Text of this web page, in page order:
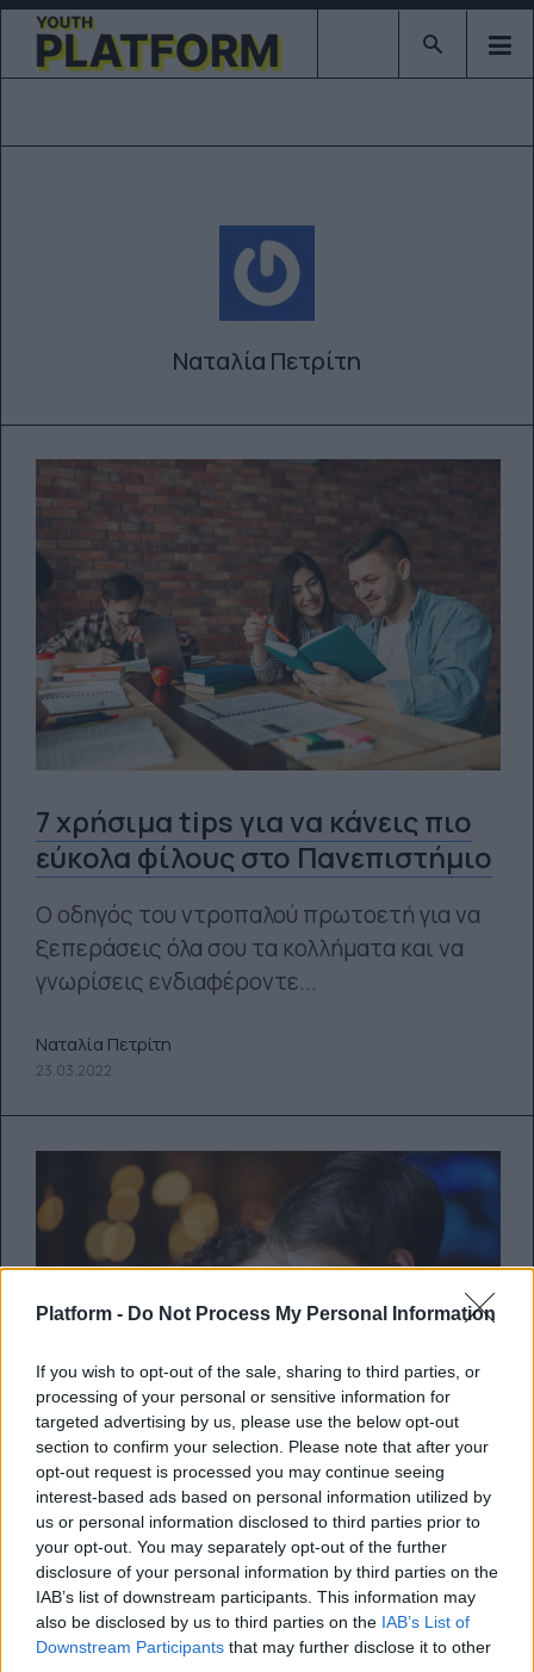
Platform - Do Not Process My Personal Information
If you wish to opt-out of the sale, sharing to third parties, or
processing of your personal or sensitive information for
targeted advertising by us, please use the below opt-out
section to confirm your selection. Please note that after your
opt-out request is processed you may continue seeing
interest-based ads based on personal information utilized by
us or personal information disclosed to third parties prior to
your opt-out. You may separately opt-out of the further
disclosure of your personal information by third parties on the
IAB’s list of downstream participants. This information may
also be disclosed by us to third parties on the IAB’s List of
Downstream Participants that may further disclose it to other
Type 2 or
Ναταλία Πετρίτη
7 χρήσιμα tips για να κάνεις πιο
εύκολα φίλους στο Πανεπιστήμιο
Ο οδηγός του ντροπαλού πρωτοετή για να
ξεπεράσεις όλα σου τα κολλήματα και να
γνωρίσεις ενδιαφέροντε...
Ναταλία Πετρίτη
23.03.2022
Κακές συνήθειες που σκοτώνουν
τις σχέσεις σου στα φοιτητικά
χρόνια
Οι ερωτικές σχέσεις που θα ξεκινήσεις όσο